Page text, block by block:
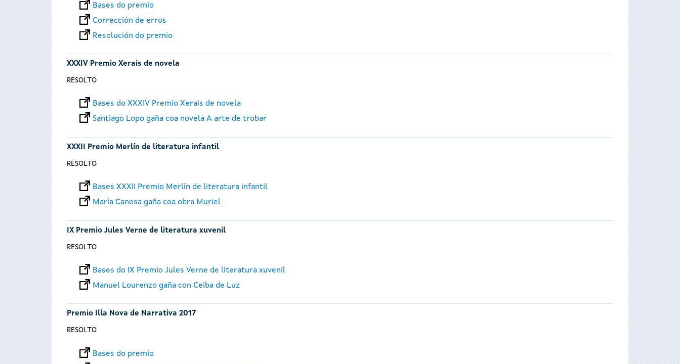
Bases do premio
Corrección de erros
Resolución do premio
XXXIV Premio Xerais de novela
RESOLTO
Bases do XXXIV Premio Xerais de novela
Santiago Lopo gaña coa novela A arte de trobar
XXXII Premio Merlín de literatura infantil
RESOLTO
Bases XXXII Premio Merlín de literatura infantil
María Canosa gaña coa obra Muriel
IX Premio Jules Verne de literatura xuvenil
RESOLTO
Bases do IX Premio Jules Verne de literatura xuvenil
Manuel Lourenzo gaña con Ceiba de Luz
Premio Illa Nova de Narrativa 2017
RESOLTO
Bases do premio